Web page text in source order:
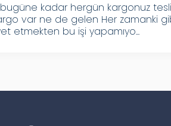
kadar hergün kargonuz
var ne de gelen Her zamanki
etmekten bu işi yapamıyo...